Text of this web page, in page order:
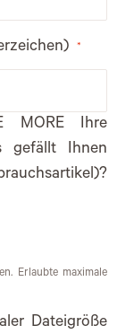
MORE Ihre
gefällt Ihnen
Erlaubte maximale
Dateigröße